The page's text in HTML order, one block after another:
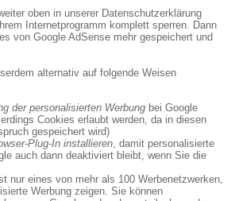
oben in unserer Datenschutzerklärung
Internetprogramm komplett sperren. Dann
von Google AdSense mehr gespeichert und
alternativ auf folgende Weisen
der personalisierten Werbung bei Google
Cookies erlaubt werden, da in diesen
gespeichert wird)
Plug-In installieren , damit personalisierte
auch dann deaktiviert bleibt, wenn Sie die
nur eines von mehr als 100 Werbenetzwerken,
Werbung zeigen. Sie können